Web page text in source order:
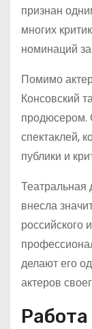
признан
многих
номинаций
Помимо
Консовский
продюсером.
спектаклей,
публики и
Театральная
внесла
российского
делают его
актеров